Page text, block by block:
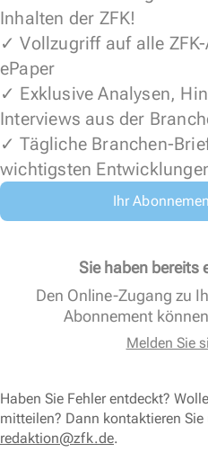
Inhalten der ZFK!
✓ Vollzugriff auf alle
ePaper
✓ Exklusive Analysen,
Interviews aus der
✓ Tägliche Branchen-
wichtigsten
Ihr
Sie haben bereits
Den Online-Zugang zu
Abonnement
Melden Sie
Haben Sie Fehler entdeckt?
mitteilen? Dann kontaktieren
redaktion@zfk.de.